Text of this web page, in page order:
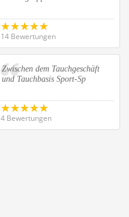
14 Bewertungen
Zwischen dem Tauchgeschäft
und Tauchbasis Sport-Sp
4 Bewertungen